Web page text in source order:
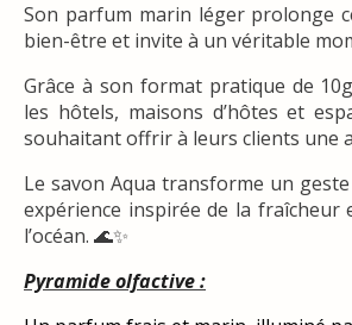
Son parfum marin léger prolonge
bien-être et invite à un véritable
Grâce à son format pratique de
les hôtels, maisons d’hôtes et
souhaitant offrir à leurs clients une
Le savon Aqua transforme un
expérience inspirée de la fraîcheur
l’océan. 🌊✨
Pyramide olfactive :